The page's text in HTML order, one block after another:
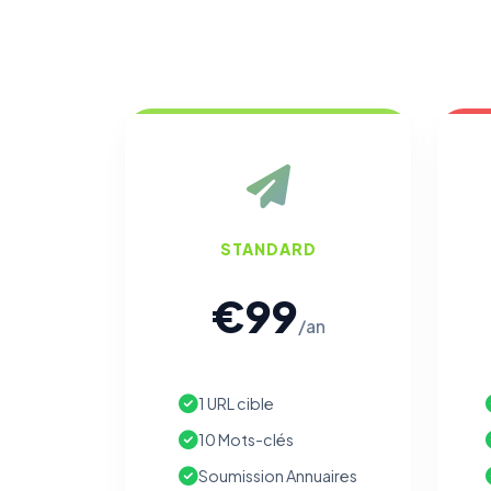
STANDARD
€99/an
1 URL cible
10 Mots-clés
Soumission Annuaires